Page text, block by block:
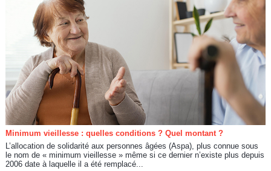
Minimum vieillesse : quelles conditions ? Quel montant ?
L’allocation de solidarité aux personnes âgées (Aspa), plus connue sous
le nom de « minimum vieillesse » même si ce dernier n’existe plus depuis
2006 date à laquelle il a été remplacé...